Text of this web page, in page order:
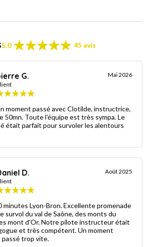
5.0 45 avis
G. Mai 2026
moment passé avec Clotilde, instructrice,
50mn. Toute l'équipe est très sympa. Le
était parfait pour survoler les alentours
D. Août 2025
minutes Lyon-Bron. Excellente promenade
survol du val de Saône, des monts du
mont d'Or. Notre pilote instructeur était
et très compétent. Un moment
passé trop vite.